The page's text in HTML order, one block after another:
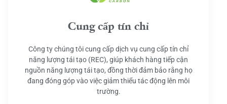
Cung cấp tín chỉ
Công ty chúng tôi cung cấp dịch vụ cung cấp tín chỉ
năng lượng tái tạo (REC), giúp khách hàng tiếp cận
nguồn năng lượng tái tạo, đồng thời đảm bảo rằng họ
đang đóng góp vào việc giảm thiểu tác động lên môi
trường.